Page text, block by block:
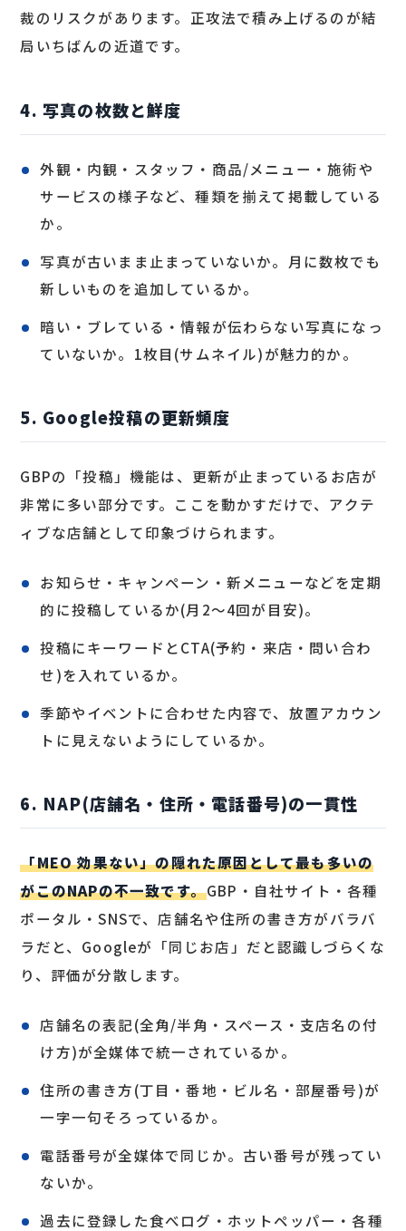
裁のリスクがあります。正攻法で積み上げるのが結
局いちばんの近道です。
4. 写真の枚数と鮮度
外観・内観・スタッフ・商品/メニュー・施術や
サービスの様子など、種類を揃えて掲載している
か。
写真が古いまま止まっていないか。月に数枚でも
新しいものを追加しているか。
暗い・ブレている・情報が伝わらない写真になっ
ていないか。1枚目(サムネイル)が魅力的か。
5. Google投稿の更新頻度
GBPの「投稿」機能は、更新が止まっているお店が
非常に多い部分です。ここを動かすだけで、アクテ
ィブな店舗として印象づけられます。
お知らせ・キャンペーン・新メニューなどを定期
的に投稿しているか(月2〜4回が目安)。
投稿にキーワードとCTA(予約・来店・問い合わ
せ)を入れているか。
季節やイベントに合わせた内容で、放置アカウン
トに見えないようにしているか。
6. NAP(店舗名・住所・電話番号)の一貫性
「MEO 効果ない」の隠れた原因として最も多いの
がこのNAPの不一致です。GBP・自社サイト・各種
ポータル・SNSで、店舗名や住所の書き方がバラバ
ラだと、Googleが「同じお店」だと認識しづらくな
り、評価が分散します。
店舗名の表記(全角/半角・スペース・支店名の付
け方)が全媒体で統一されているか。
住所の書き方(丁目・番地・ビル名・部屋番号)が
一字一句そろっているか。
電話番号が全媒体で同じか。古い番号が残ってい
ないか。
過去に登録した食べログ・ホットペッパー・各種